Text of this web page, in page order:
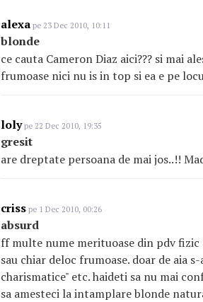
alexa pe 23 Dec 2010, 10:11
blonde
ce cauta Cameron Diaz aici??? si mai
frumoase nici nu is in top si ea e pe
lolype 22 Dec 2010, 19:35
gresit
are dreptate persoana de mai jos..!!
criss pe 1 Dec 2010, 00:26
absurd
ff multe nume merituoase din pdv
sau chiar deloc frumoase. doar de aia
charismatice" etc. haideti sa nu mai
sa amesteci la intamplare blonde